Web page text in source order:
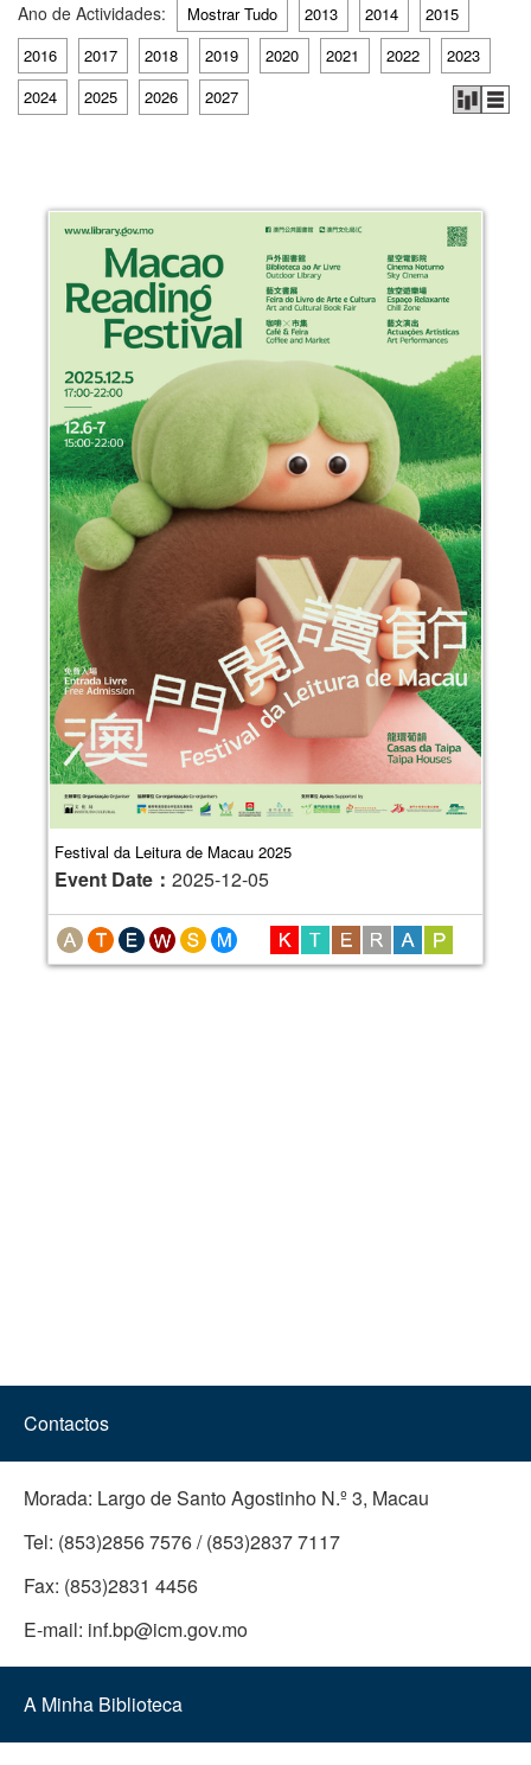
Ano de Actividades: Mostrar Tudo 2013 2014
2015
2016
2017 2018 2019 2020 2021 2022
2023
2024
2025 2026 2027
Festival da Leitura de Macau 2025
Event Date： 2025-12-05
Contactos
Morada: Largo de Santo Agostinho N.º 3, Macau
Tel: (853)2856 7576 / (853)2837 7117
Fax: (853)2831 4456
E-mail: inf.bp@icm.gov.mo
A Minha Biblioteca